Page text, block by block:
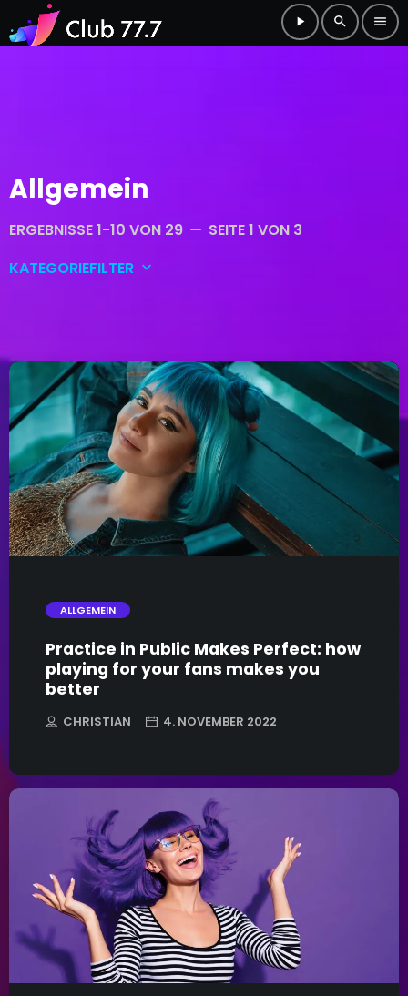
play_arrow search menu
Allgemein
ERGEBNISSE 1-10 VON 29 remove SEITE 1 VON 3
KATEGORIEFILTER keyboard_arrow_down
trending_flat
ALLGEMEIN
Practice in Public Makes Perfect: how
playing for your fans makes you
better
CHRISTIAN 4. NOVEMBER 2022
trending_flat